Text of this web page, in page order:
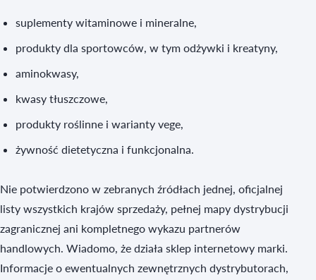
suplementy witaminowe i mineralne,
produkty dla sportowców, w tym odżywki i kreatyny,
aminokwasy,
kwasy tłuszczowe,
produkty roślinne i warianty vege,
żywność dietetyczna i funkcjonalna.
Nie potwierdzono w zebranych źródłach jednej, oficjalnej
listy wszystkich krajów sprzedaży, pełnej mapy dystrybucji
zagranicznej ani kompletnego wykazu partnerów
handlowych. Wiadomo, że działa sklep internetowy marki.
Informacje o ewentualnych zewnętrznych dystrybutorach,